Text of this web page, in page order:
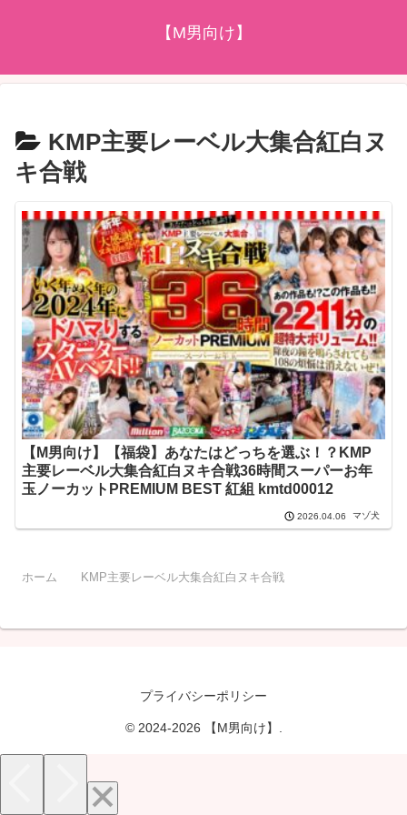
【M男向け】
KMP主要レーベル大集合紅白ヌ
キ合戦
【M男向け】【福袋】あなたはどっちを選ぶ！？KMP
主要レーベル大集合紅白ヌキ合戦36時間スーパーお年
玉ノーカットPREMIUM BEST 紅組 kmtd00012
2026.04.06 マゾ犬
ホーム KMP主要レーベル大集合紅白ヌキ合戦
プライバシーポリシー
© 2024-2026 【M男向け】.